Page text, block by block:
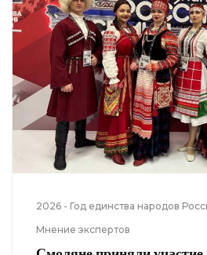
2026 - Год единства народов
Мнение экспертов